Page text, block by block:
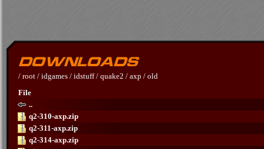
/ root / idgames / idstuff/ quake2 / axp / old
File
..
q2-310-axp.zip
q2-311-axp.zip
q2-314-axp.zip